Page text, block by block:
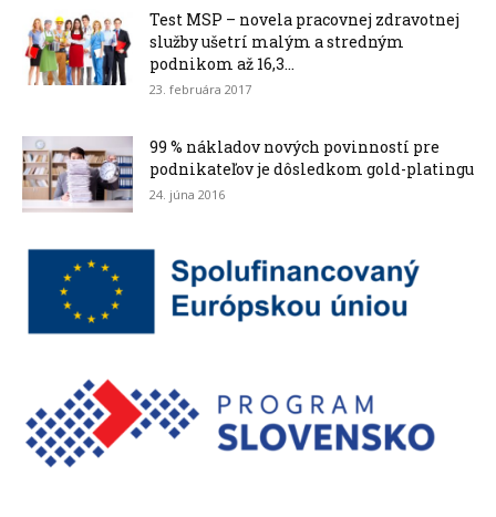
Test MSP – novela pracovnej zdravotnej
služby ušetrí malým a stredným
podnikom až 16,3...
23. februára 2017
99 % nákladov nových povinností pre
podnikateľov je dôsledkom gold-platingu
24. júna 2016